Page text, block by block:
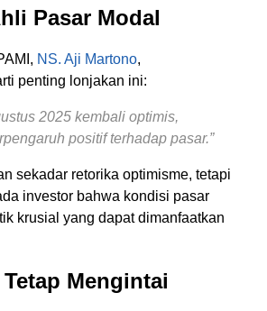
Pasar Modal
NS. Aji Martono,
penting lonjakan ini:
2025 kembali optimis,
positif terhadap pasar.”
sekadar retorika optimisme, tetapi
investor bahwa kondisi pasar
krusial yang dapat dimanfaatkan
Mengintai